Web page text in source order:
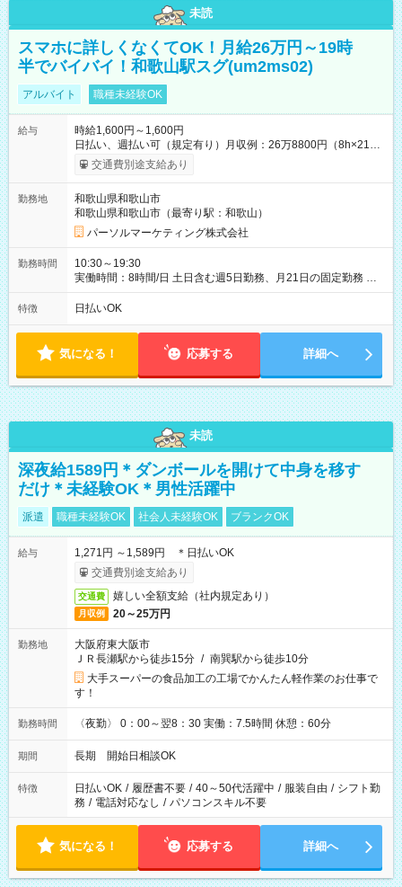
未読
スマホに詳しくなくてOK！月給26万円～19時
半でバイバイ！和歌山駅スグ(um2ms02)
アルバイト 職種未経験OK
給与
時給1,600円～1,600円
日払い、週払い可（規定有り）月収例：26万8800円（8h×21
日） 【試用期間】試用期間なし
交通費別途支給あり
勤務地
和歌山県和歌山市
和歌山県和歌山市（最寄り駅：和歌山）
パーソルマーケティング株式会社
勤務時間
10:30～19:30
実働時間：8時間/日 土日含む週5日勤務、月21日の固定勤務 ※
実働8h/休憩1h勤務、残業ほぼ無し（5h/月）
特徴 日払いOK
気になる！ 応募する 詳細へ
未読
深夜給1589円＊ダンボールを開けて中身を移す
だけ＊未経験OK＊男性活躍中
派遣 職種未経験OK 社会人未経験OK ブランクOK
給与
1,271円 ～1,589円 ＊日払いOK
交通費別途支給あり
交通費 嬉しい全額支給（社内規定あり）
月収例 20～25万円
勤務地
大阪府東大阪市
ＪＲ長瀬駅から徒歩15分 / 南巽駅から徒歩10分
大手スーパーの食品加工の工場でかんたん軽作業のお仕事で
す！
勤務時間 〈夜勤〉 0：00～翌8：30 実働：7.5時間 休憩：60分
期間 長期 開始日相談OK
特徴 日払いOK / 履歴書不要 / 40～50代活躍中 / 服装自由 / シフト勤
務 / 電話対応なし / パソコンスキル不要
気になる！ 応募する 詳細へ